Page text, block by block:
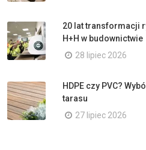
20 lat transformacji
H+H w budownictwie
28 lipiec 2026
HDPE czy PVC?
tarasu
27 lipiec 2026